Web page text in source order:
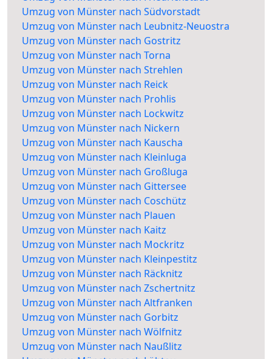
Umzug von Münster nach Südvorstadt
Umzug von Münster nach Leubnitz-Neuostra
Umzug von Münster nach Gostritz
Umzug von Münster nach Torna
Umzug von Münster nach Strehlen
Umzug von Münster nach Reick
Umzug von Münster nach Prohlis
Umzug von Münster nach Lockwitz
Umzug von Münster nach Nickern
Umzug von Münster nach Kauscha
Umzug von Münster nach Kleinluga
Umzug von Münster nach Großluga
Umzug von Münster nach Gittersee
Umzug von Münster nach Coschütz
Umzug von Münster nach Plauen
Umzug von Münster nach Kaitz
Umzug von Münster nach Mockritz
Umzug von Münster nach Kleinpestitz
Umzug von Münster nach Räcknitz
Umzug von Münster nach Zschertnitz
Umzug von Münster nach Altfranken
Umzug von Münster nach Gorbitz
Umzug von Münster nach Wölfnitz
Umzug von Münster nach Naußlitz